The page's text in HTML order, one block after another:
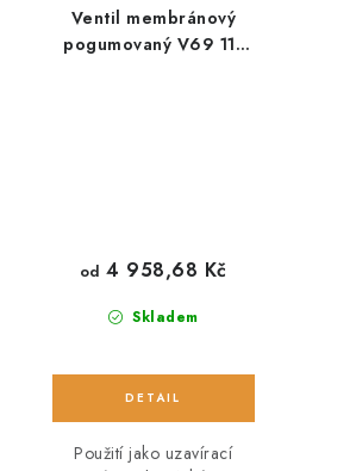
Ventil membránový
pogumovaný V69 111
Skladem
od 4 958,68 Kč
Použití jako uzavírací